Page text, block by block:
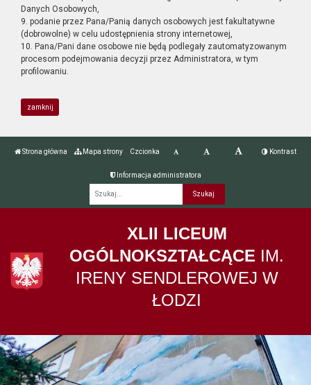
Danych Osobowych,
9. podanie przez Pana/Panią danych osobowych jest fakultatywne
(dobrowolne) w celu udostępnienia strony internetowej,
10. Pana/Pani dane osobowe nie będą podlegały zautomatyzowanym
procesom podejmowania decyzji przez Administratora, w tym
profilowaniu.
zamknij
Strona główna Mapa strony Czcionka Kontrast
Informacja administratora
XLII LICEUM
OGÓLNOKSZTAŁCĄCE IM.
IRENY SENDLEROWEJ W
ŁODZI